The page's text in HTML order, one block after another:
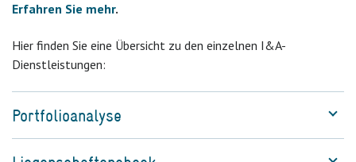
Erfahren Sie mehr.
Hier finden Sie eine Übersicht zu den einzelnen I&A-
Dienstleistungen:
Portfolioanalyse